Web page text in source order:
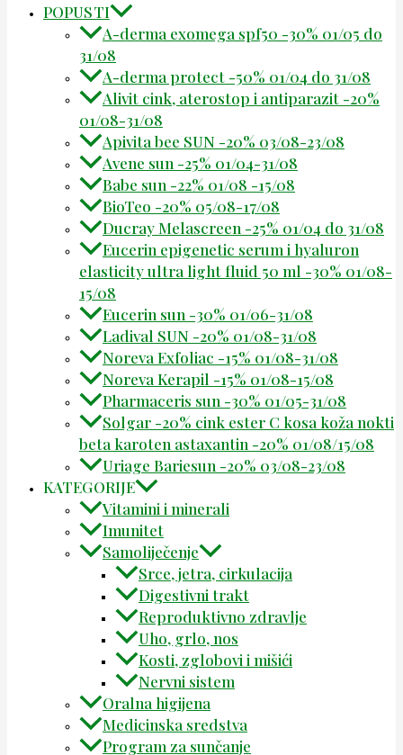
POPUSTI
A-derma exomega spf50 -30% 01/05 do
31/08
A-derma protect -50% 01/04 do 31/08
Alivit cink, aterostop i antiparazit -20%
01/08-31/08
Apivita bee SUN -20% 03/08-23/08
Avene sun -25% 01/04-31/08
Babe sun -22% 01/08 -15/08
BioTeo -20% 05/08-17/08
Ducray Melascreen -25% 01/04 do 31/08
Eucerin epigenetic serum i hyaluron
elasticity ultra light fluid 50 ml -30% 01/08-
15/08
Eucerin sun -30% 01/06-31/08
Ladival SUN -20% 01/08-31/08
Noreva Exfoliac -15% 01/08-31/08
Noreva Kerapil -15% 01/08-15/08
Pharmaceris sun -30% 01/05-31/08
Solgar -20% cink ester C kosa koža nokti
beta karoten astaxantin -20% 01/08/15/08
Uriage Bariesun -20% 03/08-23/08
KATEGORIJE
Vitamini i minerali
Imunitet
Samoliječenje
Srce, jetra, cirkulacija
Digestivni trakt
Reproduktivno zdravlje
Uho, grlo, nos
Kosti, zglobovi i mišići
Nervni sistem
Oralna higijena
Medicinska sredstva
Program za sunčanje